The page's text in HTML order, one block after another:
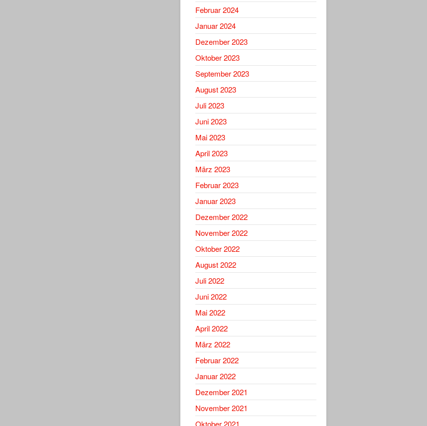
Februar 2024
Januar 2024
Dezember 2023
Oktober 2023
September 2023
August 2023
Juli 2023
Juni 2023
Mai 2023
April 2023
März 2023
Februar 2023
Januar 2023
Dezember 2022
November 2022
Oktober 2022
August 2022
Juli 2022
Juni 2022
Mai 2022
April 2022
März 2022
Februar 2022
Januar 2022
Dezember 2021
November 2021
Oktober 2021